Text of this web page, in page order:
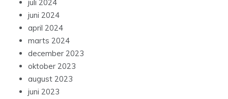
juli 2024
juni 2024
april 2024
marts 2024
december 2023
oktober 2023
august 2023
juni 2023